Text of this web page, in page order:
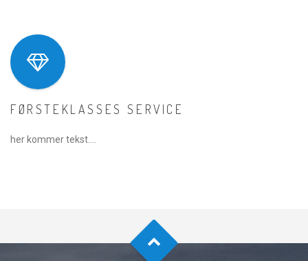
FØRSTEKLASSES SERVICE
her kommer tekst….